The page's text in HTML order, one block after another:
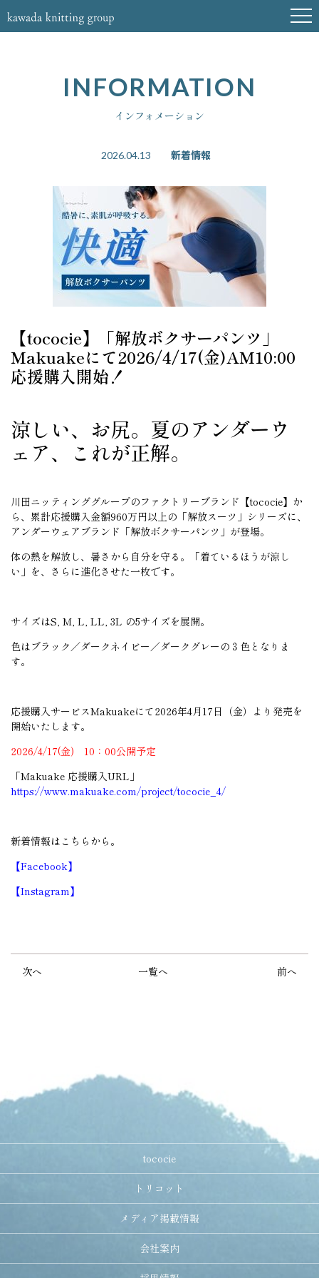
INFORMATION
インフォメーション
2026.04.13 新着情報
【tococie】「解放ボクサーパンツ」
Makuakeにて2026/4/17(金)AM10:00
応援購入開始！
涼しい、お尻。夏のアンダーウ
ェア、これが正解。
川田ニッティンググループのファクトリーブランド【tococie】か
ら、累計応援購入金額960万円以上の「解放スーツ」シリーズに、
アンダーウェアブランド「解放ボクサーパンツ」が登場。
体の熱を解放し、暑さから自分を守る。「着ているほうが涼し
い」を、さらに進化させた一枚です。
サイズはS, M, L, LL, 3L の5サイズを展開。
色はブラック／ダークネイビー／ダークグレーの３色となりま
す。
応援購入サービスMakuakeにて2026年4月17日（金）より発売を
開始いたします。
2026/4/17(金) 10：00公開予定
「Makuake 応援購入URL」
https://www.makuake.com/project/tococie_4/
新着情報はこちらから。
【Facebook】
【Instagram】
次へ 一覧へ 前へ
tococie
トリコット
メディア掲載情報
会社案内